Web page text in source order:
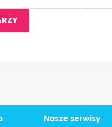
Nasze serwisy